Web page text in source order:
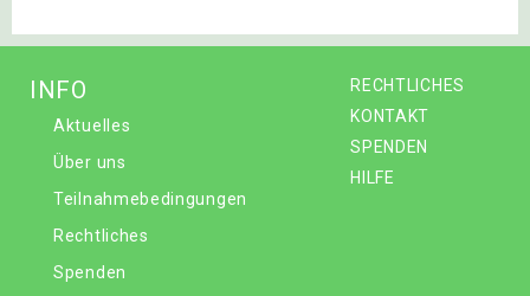
RECHTLICHES
KONTAKT
SPENDEN
HILFE
INFO
Aktuelles
Über uns
Teilnahmebedingungen
Rechtliches
Spenden